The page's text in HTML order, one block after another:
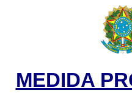
MEDIDA